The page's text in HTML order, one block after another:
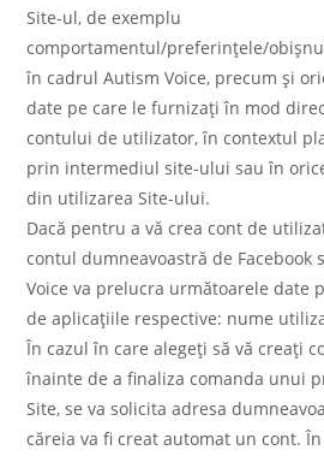
Site-ul, de exemplu
comportamentul/preferinţele/
în cadrul Autism Voice, precum și
date pe care le furnizați în mod
contului de utilizator, în contextul
prin intermediul site-ului sau în
din utilizarea Site-ului.
Dacă pentru a vă crea cont de
contul dumneavoastră de Facebook
Voice va prelucra următoarele date
de aplicaţiile respective: nume
În cazul în care alegeți să vă creați
înainte de a finaliza comanda unui
Site, se va solicita adresa
căreia va fi creat automat un cont.